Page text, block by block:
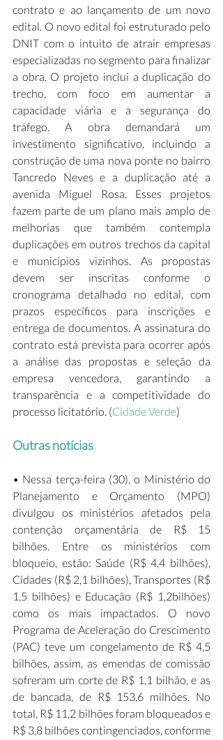
contrato e ao lançamento de um novo
edital. O novo edital foi estruturado pelo
DNIT com o intuito de atrair empresas
especializadas no segmento para finalizar
a obra. O projeto inclui a duplicação do
trecho, com foco em aumentar a
capacidade viária e a segurança do
tráfego. A obra demandará um
investimento significativo, incluindo a
construção de uma nova ponte no bairro
Tancredo Neves e a duplicação até a
avenida Miguel Rosa. Esses projetos
fazem parte de um plano mais amplo de
melhorias que também contempla
duplicações em outros trechos da capital
e municípios vizinhos. As propostas
devem ser inscritas conforme o
cronograma detalhado no edital, com
prazos específicos para inscrições e
entrega de documentos. A assinatura do
contrato está prevista para ocorrer após
a análise das propostas e seleção da
empresa vencedora, garantindo a
transparência e a competitividade do
processo licitatório. (Cidade Verde)
Outras notícias
• Nessa terça-feira (30), o Ministério do
Planejamento e Orçamento (MPO)
divulgou os ministérios afetados pela
contenção orçamentária de R$ 15
bilhões. Entre os ministérios com
bloqueio, estão: Saúde (R$ 4,4 bilhões),
Cidades (R$ 2,1 bilhões), Transportes (R$
1,5 bilhões) e Educação (R$ 1,2bilhões)
como os mais impactados. O novo
Programa de Aceleração do Crescimento
(PAC) teve um congelamento de R$ 4,5
bilhões, assim, as emendas de comissão
sofreram um corte de R$ 1,1 bilhão, e as
de bancada, de R$ 153,6 milhões. No
total, R$ 11,2 bilhões foram bloqueados e
R$ 3,8 bilhões contingenciados, conforme